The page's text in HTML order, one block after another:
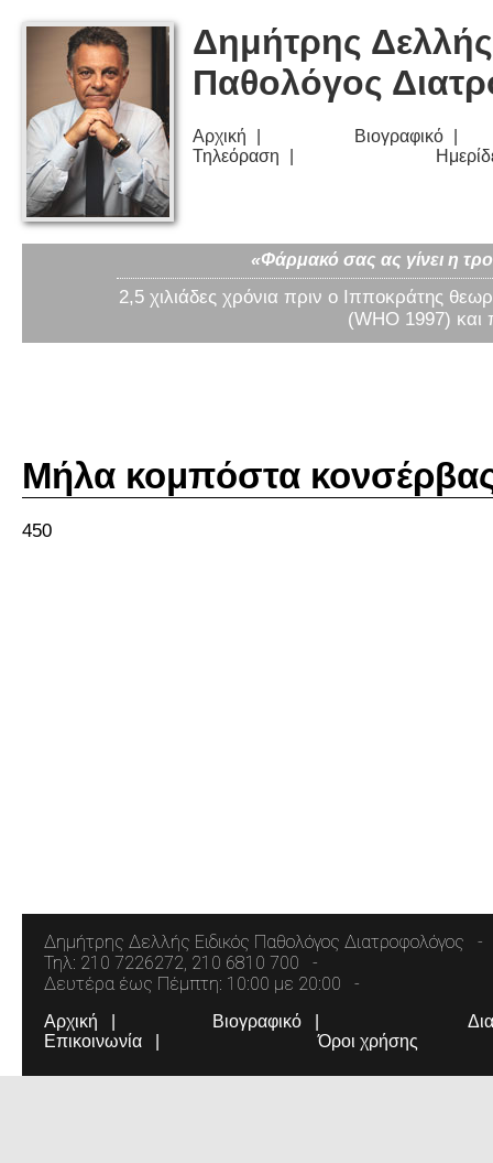
Δημήτρης
Παθολόγος
Αρχική
Βιογραφικό
Τηλεόραση
«Φάρμακό σας ας γίνει η
2,5 χιλιάδες χρόνια πριν ο Ιπποκράτης
(WHO 1997) και
Μήλα κομπόστα
450
Δημήτρης Δελλής Ειδικός Παθολόγος Διατροφολόγος
Τηλ: 210 7226272, 210 6810 700
Δευτέρα έως Πέμπτη: 10:00 με 20:00
Αρχική Βιογραφικό
Επικοινωνία
Όροι χρήσης